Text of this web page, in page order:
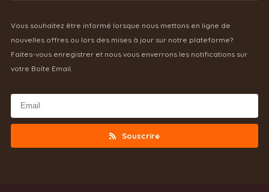
Vous souhaitez être informé lorsque nous mettons en ligne de
nouvelles offres ou lors des mises à jour sur notre plateforme?
Faites-vous enregistrer et nous vous enverrons les notifications sur
votre Boîte Email.
Souscrire